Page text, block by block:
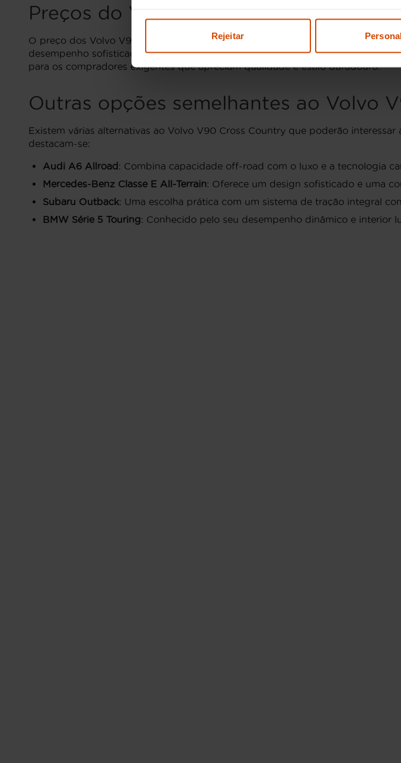
Rejeitar
Preços do Volvo V90 Cross Country
O preço dos Volvo V90 Cross Country usados em Portugal normalmente
desempenho sofisticado, elevado padrão de conforto e o clássico design
para os compradores exigentes que apreciam qualidade e estilo duradouro.
Outras opções semelhantes ao Volvo
Existem várias alternativas ao Volvo V90 Cross Country que poderão
destacam-se:
Audi A6 Allroad : Combina capacidade off-road com o luxo e a tecnologia
Mercedes-Benz Classe E All-Terrain: Oferece um design sofisticado e uma
Subaru Outback: Uma escolha prática com um sistema de tração integral
BMW Série 5 Touring: Conhecido pelo seu desempenho dinâmico e interior